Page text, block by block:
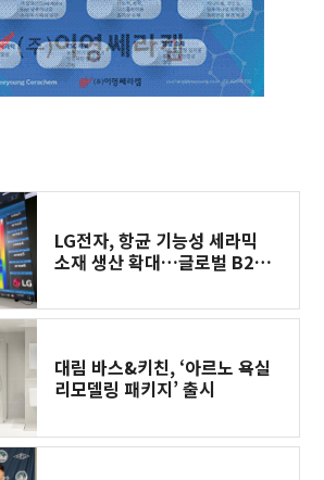
LG전자, 항균 기능성 세라믹
소재 생산 확대…글로벌 B2B
대림 바스&키친, ‘아르노 욕실
리모델링 패키지’ 출시